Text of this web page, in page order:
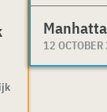
12